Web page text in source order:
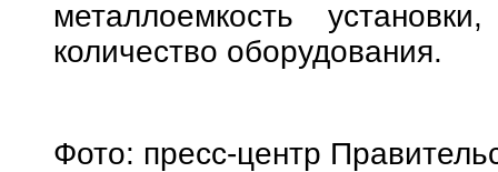
металлоемкость
количество оборудования.
Фото: пресс-центр